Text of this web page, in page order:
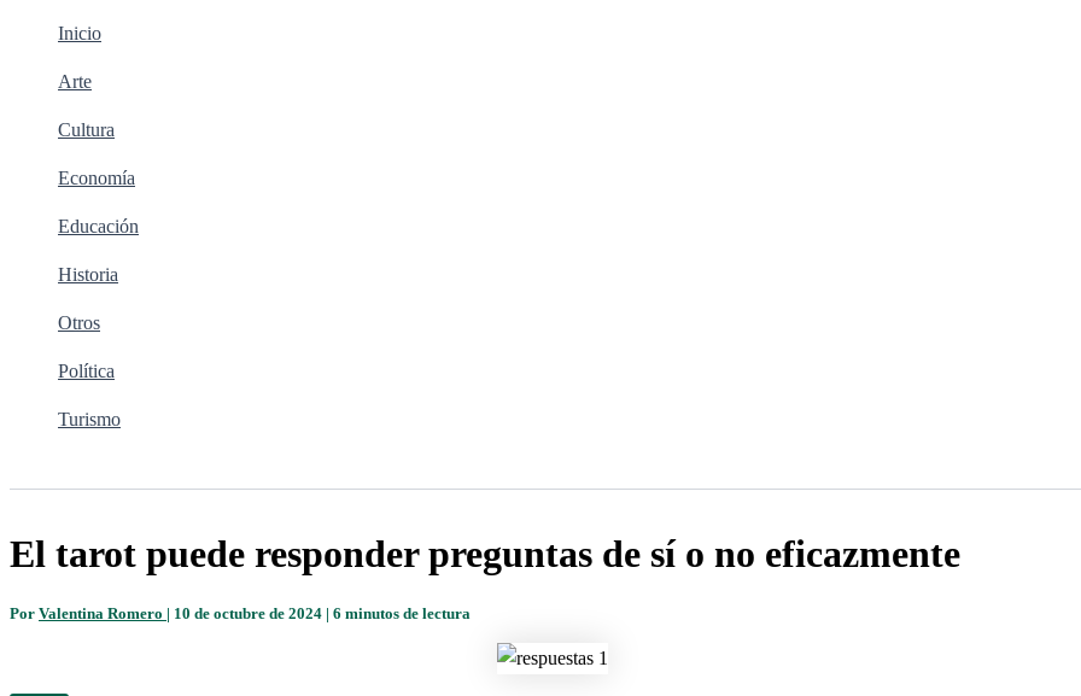
Inicio
Arte
Cultura
Economía
Educación
Historia
Otros
Política
Turismo
El tarot puede responder preguntas de sí o no eficazmente
Por Valentina Romero | 10 de octubre de 2024 | 6 minutos de lectura